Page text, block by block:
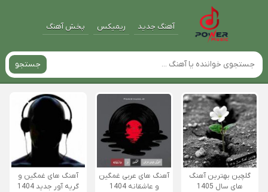
آهنگ جدید ریمیکس پخش آهنگ
جستجو
گلچین بهترین آهنگ
های سال 1405
آهنگ های عربی غمگین
و عاشقانه 1404
آهنگ های غمگین و
گریه آور جدید 1404